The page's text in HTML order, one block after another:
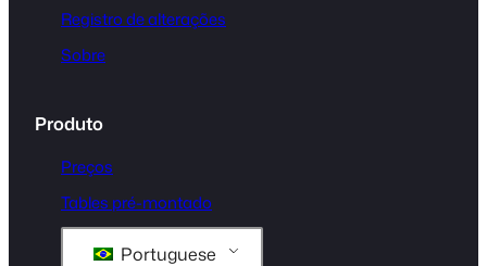
Registro de alterações
Sobre
Produto
Preços
Tables pré-montado
Portuguese